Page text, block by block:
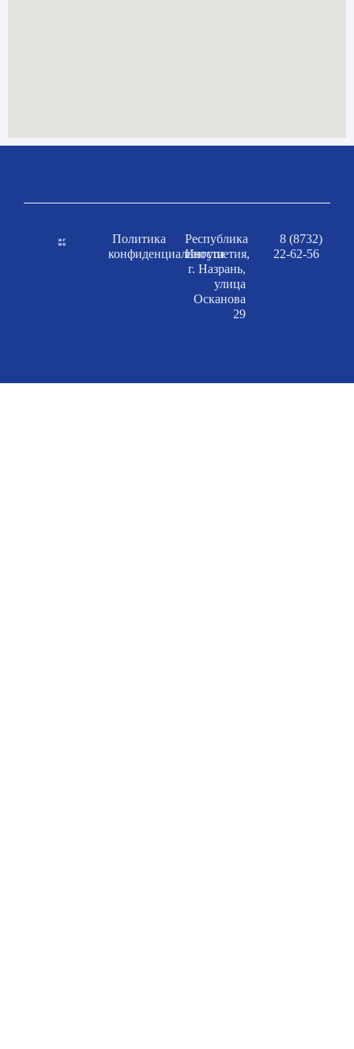
Политика
конфиденциальности
Республика
Ингушетия,
г. Назрань,
улица
Осканова
29
8 (8732)
22-62-56